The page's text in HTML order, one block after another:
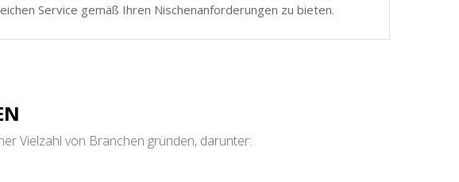
Service gemäß Ihren Nischenanforderungen zu bieten.
Vielzahl von Branchen gründen, darunter: